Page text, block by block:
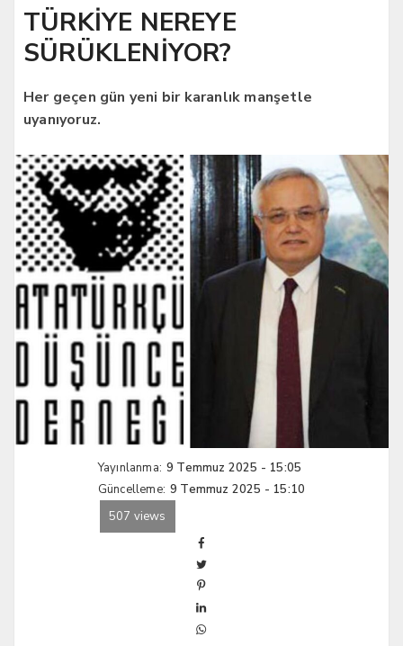
TÜRKİYE NEREYE
SÜRÜKLENİYOR?
Her geçen gün yeni bir karanlık manşetle
uyanıyoruz.
Yayınlanma: 9 Temmuz 2025 - 15:05
Güncelleme: 9 Temmuz 2025 - 15:10
507 views